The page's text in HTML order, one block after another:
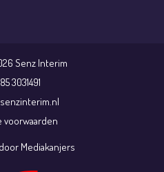
Senz Interim
3031491
voorwaarden
Mediakanjers